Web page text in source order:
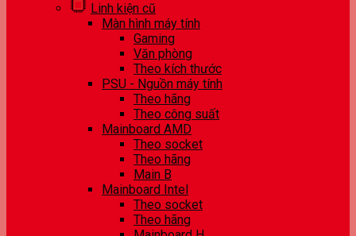
Linh kiện cũ
Màn hình máy tính
Gaming
Văn phòng
Theo kích thước
PSU - Nguồn máy tính
Theo hãng
Theo công suất
Mainboard AMD
Theo socket
Theo hãng
Main B
Mainboard Intel
Theo socket
Theo hãng